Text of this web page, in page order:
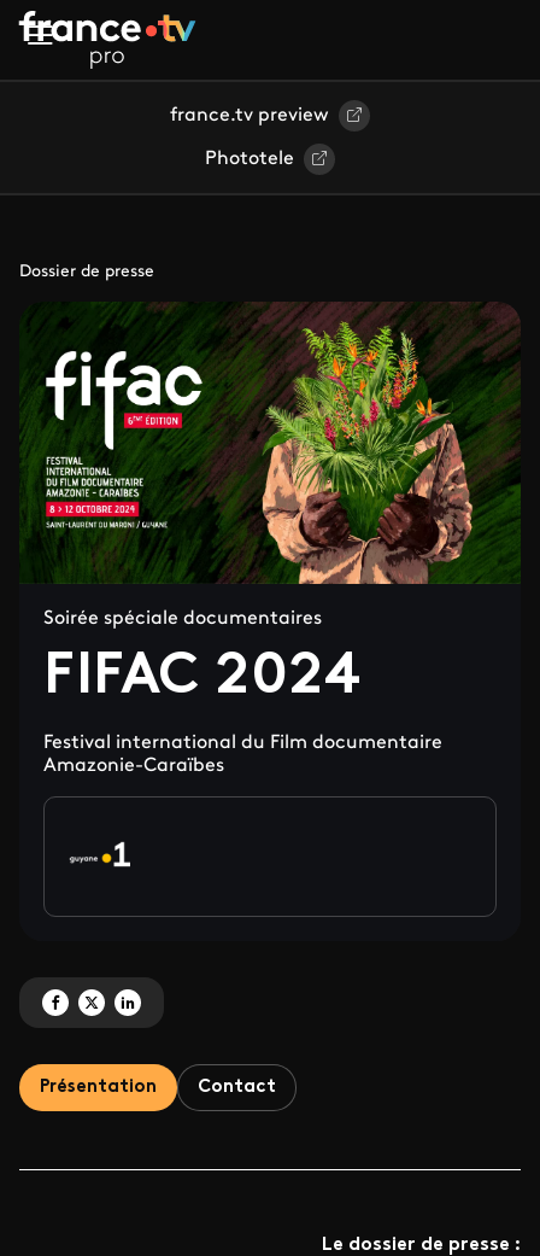
Aller au contenu principal
france.tv preview
Phototele
Dossier de presse
Soirée spéciale documentaires
FIFAC 2024
Festival international du Film documentaire
Amazonie-Caraïbes
Partagez 'FIFAC 2024' sur Facebook
Partagez 'FIFAC 2024' sur X
Partagez 'FIFAC 2024' sur LinkedIn
Présentation Contact
Le dossier de presse :